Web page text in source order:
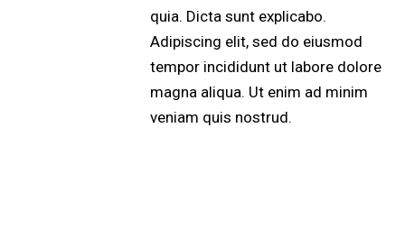
quia. Dicta sunt explicabo.
Adipiscing elit, sed do eiusmod
tempor incididunt ut labore dolore
magna aliqua. Ut enim ad minim
veniam quis nostrud.